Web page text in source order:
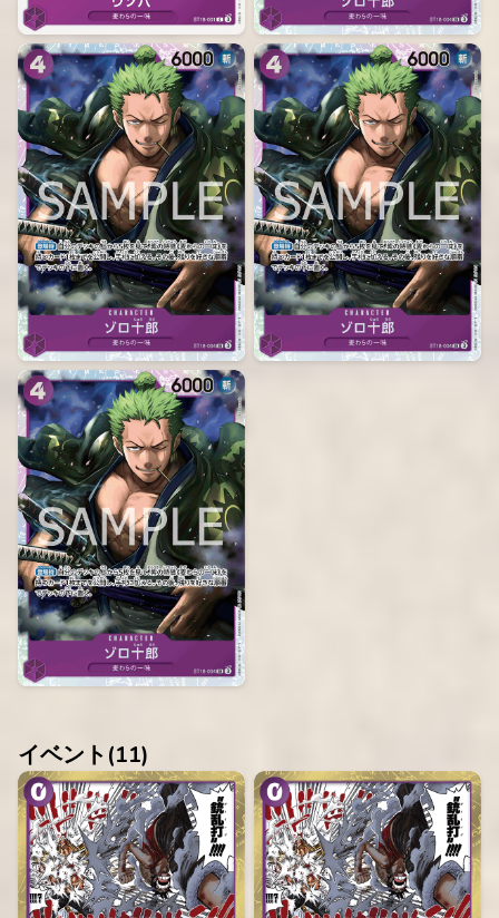
イベント(11)